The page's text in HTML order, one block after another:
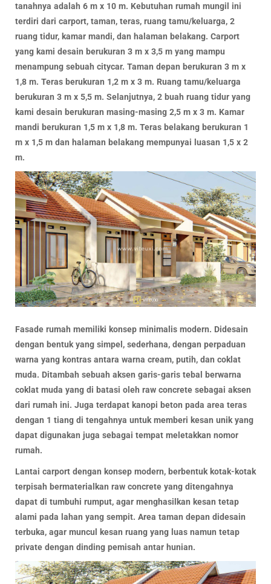
tanahnya adalah 6 m x 10 m. Kebutuhan rumah mungil ini
terdiri dari carport, taman, teras, ruang tamu/keluarga, 2
ruang tidur, kamar mandi, dan halaman belakang. Carport
yang kami desain berukuran 3 m x 3,5 m yang mampu
menampung sebuah citycar. Taman depan berukuran 3 m x
1,8 m. Teras berukuran 1,2 m x 3 m. Ruang tamu/keluarga
berukuran 3 m x 5,5 m. Selanjutnya, 2 buah ruang tidur yang
kami desain berukuran masing-masing 2,5 m x 3 m. Kamar
mandi berukuran 1,5 m x 1,8 m. Teras belakang berukuran 1
m x 1,5 m dan halaman belakang mempunyai luasan 1,5 x 2
m.
Fasade rumah memiliki konsep minimalis modern. Didesain
dengan bentuk yang simpel, sederhana, dengan perpaduan
warna yang kontras antara warna cream, putih, dan coklat
muda. Ditambah sebuah aksen garis-garis tebal berwarna
coklat muda yang di batasi oleh raw concrete sebagai aksen
dari rumah ini. Juga terdapat kanopi beton pada area teras
dengan 1 tiang di tengahnya untuk memberi kesan unik yang
dapat digunakan juga sebagai tempat meletakkan nomor
rumah.
Lantai carport dengan konsep modern, berbentuk kotak-kotak
terpisah bermaterialkan raw concrete yang ditengahnya
dapat di tumbuhi rumput, agar menghasilkan kesan tetap
alami pada lahan yang sempit. Area taman depan didesain
terbuka, agar muncul kesan ruang yang luas namun tetap
private dengan dinding pemisah antar hunian.